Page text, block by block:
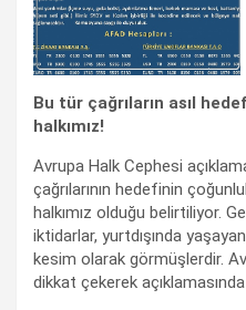
Bu tür çağrıların asıl
halkımız!
Avrupa Halk Cephesi
çağrılarının hedefinin
halkımız olduğu belirtiliyor.
iktidarlar, yurtdışında
kesim olarak görmüşlerdir.
dikkat çekerek